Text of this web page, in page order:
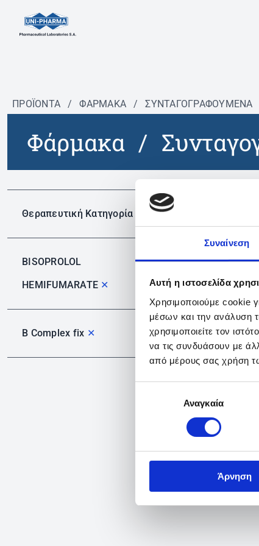
Συναίνεση
Αυτή η ιστοσελίδα
Χρησιμοποιούμε cookie
μέσων και την ανάλυση
χρησιμοποιείτε τον
να τις συνδυάσουν με
από μέρους σας χρήση
συγκατάθεσηςΑναγκαία
Άρνηση
ΠΡΟΪΟΝΤΑ / ΦΆΡΜΑΚΑ / ΣΥΝΤΑΓΟΓΡΑΦΟΎΜΕΝΑ
Φάρμακα /
Θεραπευτική Κατηγορία
BISOPROLOL
HEMIFUMARATE ✕
B Complex fix ✕